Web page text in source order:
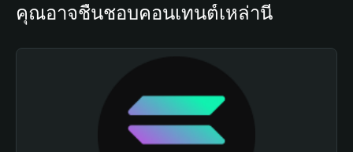
คุณอาจชื่นชอบคอนเทนต์เหล่านี้